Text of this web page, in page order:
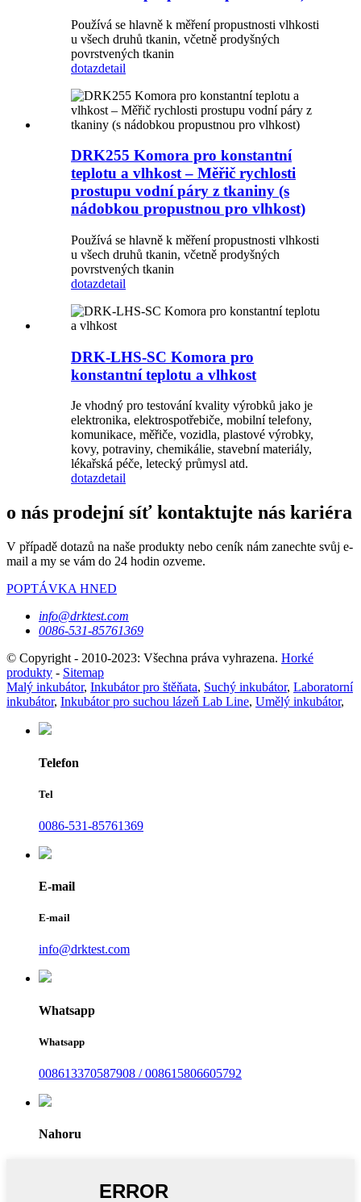
Používá se hlavně k měření propustnosti vlhkosti
u všech druhů tkanin, včetně prodyšných
povrstvených tkanin
dotazdetail
DRK255 Komora pro konstantní
teplotu a vlhkost – Měřič rychlosti
prostupu vodní páry z tkaniny (s
nádobkou propustnou pro vlhkost)
Používá se hlavně k měření propustnosti vlhkosti
u všech druhů tkanin, včetně prodyšných
povrstvených tkanin
dotazdetail
DRK-LHS-SC Komora pro
konstantní teplotu a vlhkost
Je vhodný pro testování kvality výrobků jako je
elektronika, elektrospotřebiče, mobilní telefony,
komunikace, měřiče, vozidla, plastové výrobky,
kovy, potraviny, chemikálie, stavební materiály,
lékařská péče, letecký průmysl atd.
dotazdetail
o nás prodejní síť kontaktujte nás kariéra
V případě dotazů na naše produkty nebo ceník nám zanechte svůj e-
mail a my se vám do 24 hodin ozveme.
POPTÁVKA HNED
info@drktest.com
0086-531-85761369
© Copyright - 2010-2023: Všechna práva vyhrazena. Horké
produkty - Sitemap
Malý inkubátor, Inkubátor pro štěňata, Suchý inkubátor, Laboratorní
inkubátor, Inkubátor pro suchou lázeň Lab Line, Umělý inkubátor,
Telefon
Tel
0086-531-85761369
E-mail
E-mail
info@drktest.com
Whatsapp
Whatsapp
008613370587908 / 008615806605792
Nahoru